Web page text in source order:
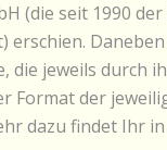
(die seit 1990
erschien.
die jeweils durch
Format der
dazu findet Ihr